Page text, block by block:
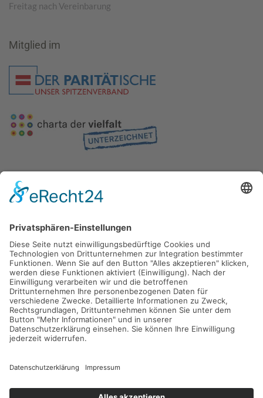
Freitag nach Vereinbarung
Mitglied im
Gefördert durch die
Freie und Hansestadt Hamburg
SUCHT.HAMBURG gGmbH